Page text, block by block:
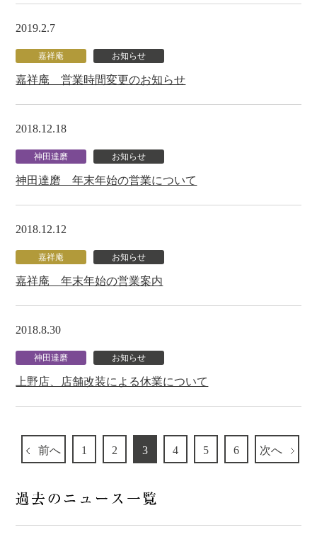
2019.2.7
嘉祥庵 お知らせ
嘉祥庵 営業時間変更のお知らせ
2018.12.18
神田達磨 お知らせ
神田達磨 年末年始の営業について
2018.12.12
嘉祥庵 お知らせ
嘉祥庵 年末年始の営業案内
2018.8.30
神田達磨 お知らせ
上野店、店舗改装による休業について
前へ 1 2 3 4 5 6 次へ